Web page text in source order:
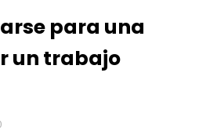
para una
un trabajo